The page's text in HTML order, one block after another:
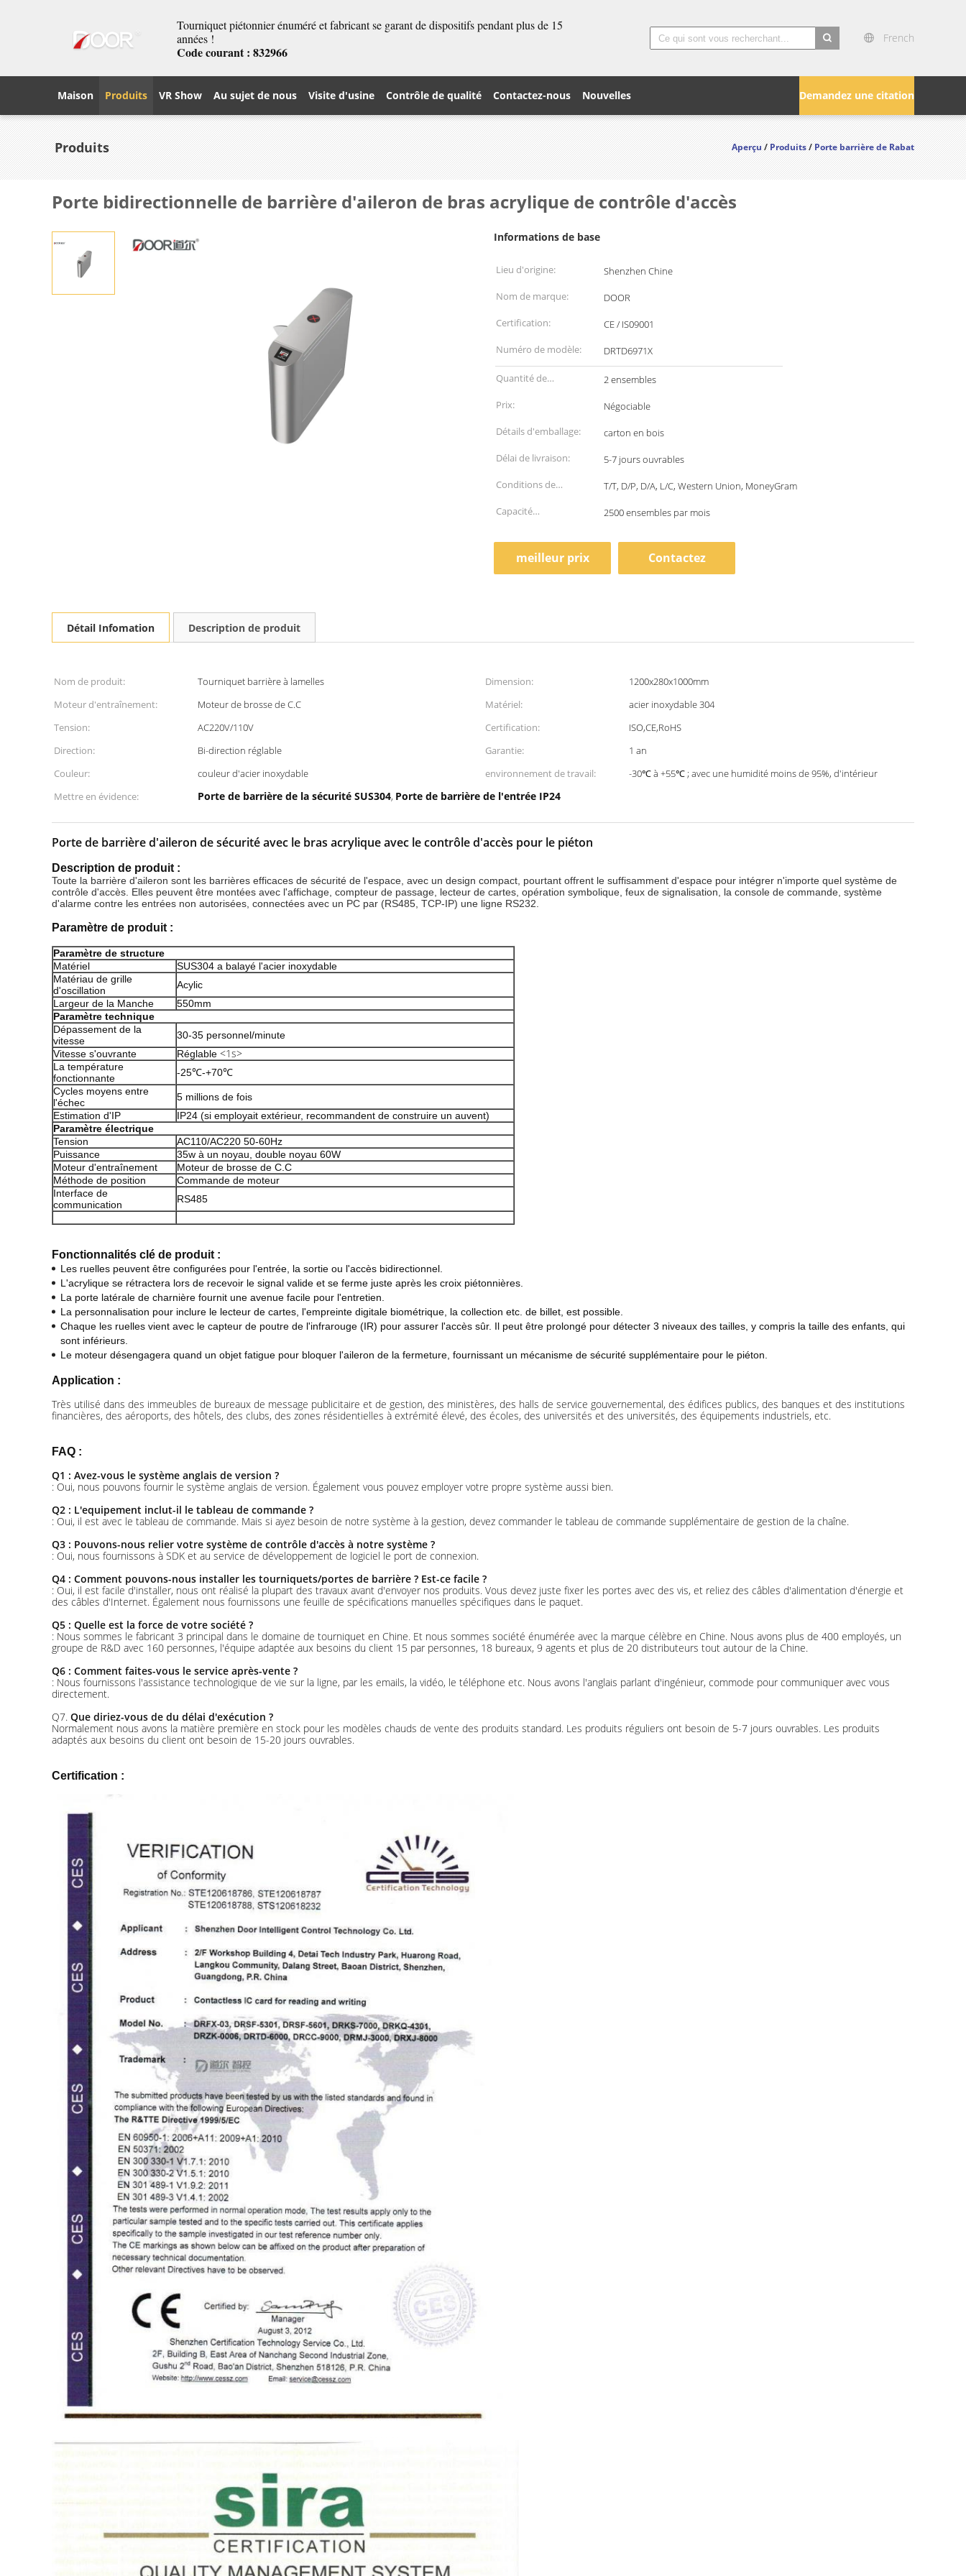
Tourniquet piétonnier énuméré et fabricant se garant de dispositifs pendant plus de 15
années !
Code courant : 832966
French
Demandez une citation
Maison Produits VR Show Au sujet de nous Visite d'usine Contrôle de qualité Contactez-nous Nouvelles
Produits Aperçu/Produits/Porte barrière de Rabat
Porte bidirectionnelle de barrière d'aileron de bras acrylique de contrôle d'accès
Informations de base
Lieu d'origine:
Shenzhen Chine
Nom de marque:
DOOR
Certification:
CE / IS09001
Numéro de modèle:
DRTD6971X
Quantité de
commande min:
2 ensembles
Prix:
Négociable
Détails d'emballage:
carton en bois
Délai de livraison:
5-7 jours ouvrables
Conditions de
paiement:
T/T, D/P, D/A, L/C, Western Union, MoneyGram
Capacité
2500 ensembles par mois
meilleur prix Contactez
Détail Infomation Description de produit
Nom de produit: Tourniquet barrière à lamelles Dimension:
1200x280x1000mm
Moteur d'entraînement:
Moteur de brosse de C.C Matériel:
acier inoxydable 304
Tension:
AC220V/110V Certification:
ISO,CE,RoHS
Direction:
Bi-direction réglable Garantie:
1 an
Couleur:
couleur d'acier inoxydable environnement de travail:
-30℃ à +55℃ ; avec une humidité moins de 95%, d'intérieur
Mettre en évidence:
Porte de barrière de la sécurité SUS304, Porte de barrière de l'entrée IP24
Porte de barrière d'aileron de sécurité avec le bras acrylique avec le contrôle d'accès pour le piéton
Description de produit :
Toute la barrière d'aileron sont les barrières efficaces de sécurité de l'espace, avec un design compact, pourtant offrent le suffisamment d'espace pour intégrer n'importe quel système de
contrôle d'accès. Elles peuvent être montées avec l'affichage, compteur de passage, lecteur de cartes, opération symbolique, feux de signalisation, la console de commande, système
d'alarme contre les entrées non autorisées, connectées avec un PC par (RS485, TCP-IP) une ligne RS232.
Paramètre de produit :
Paramètre de structure
Matériel
SUS304 a balayé l'acier inoxydable
Matériau de grille
d'oscillation
Acylic
Largeur de la Manche
550mm
Paramètre technique
Dépassement de la
vitesse
30-35 personnel/minute
Vitesse s'ouvrante
Réglable <1s>
La température
fonctionnante
-25℃-+70℃
Cycles moyens entre
l'échec
5 millions de fois
Estimation d'IP
IP24 (si employait extérieur, recommandent de construire un auvent)
Paramètre électrique
Tension
AC110/AC220 50-60Hz
Puissance
35w à un noyau, double noyau 60W
Moteur d'entraînement
Moteur de brosse de C.C
Méthode de position
Commande de moteur
Interface de
communication
RS485
Fonctionnalités clé de produit :
Les ruelles peuvent être configurées pour l'entrée, la sortie ou l'accès bidirectionnel.
L'acrylique se rétractera lors de recevoir le signal valide et se ferme juste après les croix piétonnières.
La porte latérale de charnière fournit une avenue facile pour l'entretien.
La personnalisation pour inclure le lecteur de cartes, l'empreinte digitale biométrique, la collection etc. de billet, est possible.
Chaque les ruelles vient avec le capteur de poutre de l'infrarouge (IR) pour assurer l'accès sûr. Il peut être prolongé pour détecter 3 niveaux des tailles, y compris la taille des enfants, qui
sont inférieurs.
Le moteur désengagera quand un objet fatigue pour bloquer l'aileron de la fermeture, fournissant un mécanisme de sécurité supplémentaire pour le piéton.
Application :
Très utilisé dans des immeubles de bureaux de message publicitaire et de gestion, des ministères, des halls de service gouvernemental, des édifices publics, des banques et des institutions
financières, des aéroports, des hôtels, des clubs, des zones résidentielles à extrémité élevé, des écoles, des universités et des universités, des équipements industriels, etc.
FAQ :
Q1 : Avez-vous le système anglais de version ?
: Oui, nous pouvons fournir le système anglais de version. Également vous pouvez employer votre propre système aussi bien.
Q2 : L'equipement inclut-il le tableau de commande ?
: Oui, il est avec le tableau de commande. Mais si ayez besoin de notre système à la gestion, devez commander le tableau de commande supplémentaire de gestion de la chaîne.
Q3 : Pouvons-nous relier votre système de contrôle d'accès à notre système ?
: Oui, nous fournissons à SDK et au service de développement de logiciel le port de connexion.
Q4 : Comment pouvons-nous installer les tourniquets/portes de barrière ? Est-ce facile ?
: Oui, il est facile d'installer, nous ont réalisé la plupart des travaux avant d'envoyer nos produits. Vous devez juste fixer les portes avec des vis, et reliez des câbles d'alimentation d'énergie et
des câbles d'Internet. Également nous fournissons une feuille de spécifications manuelles spécifiques dans le paquet.
Q5 : Quelle est la force de votre société ?
: Nous sommes le fabricant 3 principal dans le domaine de tourniquet en Chine. Et nous sommes société énumérée avec la marque célèbre en Chine. Nous avons plus de 400 employés, un
groupe de R&D avec 160 personnes, l'équipe adaptée aux besoins du client 15 par personnes, 18 bureaux, 9 agents et plus de 20 distributeurs tout autour de la Chine.
Q6 : Comment faites-vous le service après-vente ?
: Nous fournissons l'assistance technologique de vie sur la ligne, par les emails, la vidéo, le téléphone etc. Nous avons l'anglais parlant d'ingénieur, commode pour communiquer avec vous
directement.
Q7. Que diriez-vous de du délai d'exécution ?
Normalement nous avons la matière première en stock pour les modèles chauds de vente des produits standard. Les produits réguliers ont besoin de 5-7 jours ouvrables. Les produits
adaptés aux besoins du client ont besoin de 15-20 jours ouvrables.
Certification :